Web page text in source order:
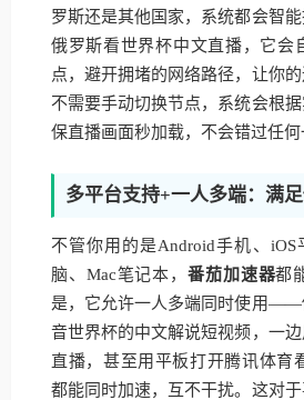
罗斯还是其他国家，系统都会智
俄罗斯看世界杯中文直播，它会
点，避开拥堵的网络路径，让你
不需要手动切换节点，系统会根
保直播画面秒加载，不会错过任何
多平台支持+一人多端：满
不管你用的是Android手机、iOS
脑、Mac笔记本，番茄加速器都
是，它允许一人多端同时使用——
音世界杯的中文解说短视频，一
直播，甚至用平板打开腾讯体育
都能同时加速，互不干扰。这对